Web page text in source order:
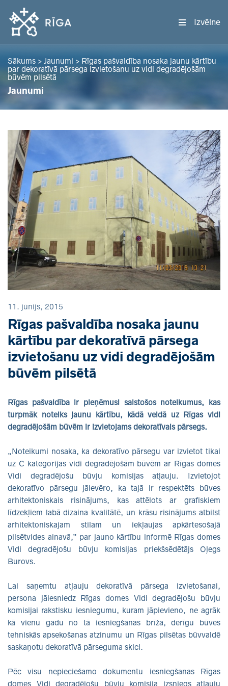
Izvēlne
Sākums > Jaunumi > Rīgas pašvaldība nosaka jaunu kārtību
par dekoratīvā pārsega izvietošanu uz vidi degradējošām
būvēm pilsētā
Jaunumi
11. jūnijs, 2015
Rīgas pašvaldība nosaka jaunu
kārtību par dekoratīvā pārsega
izvietošanu uz vidi degradējošām
būvēm pilsētā
Rīgas pašvaldība ir pieņēmusi saistošos noteikumus, kas
turpmāk noteiks jaunu kārtību, kādā veidā uz Rīgas vidi
degradējošām būvēm ir izvietojams dekoratīvais pārsegs.
„Noteikumi nosaka, ka dekoratīvo pārsegu var izvietot tikai
uz C kategorijas vidi degradējošām būvēm ar Rīgas domes
Vidi degradējošu būvju komisijas atļauju. Izvietojot
dekoratīvo pārsegu jāievēro, ka tajā ir respektēts būves
arhitektoniskais risinājums, kas attēlots ar grafiskiem
līdzekļiem labā dizaina kvalitātē, un krāsu risinājums atbilst
arhitektoniskajam stilam un iekļaujas apkārtesošajā
pilsētvides ainavā,” par jauno kārtību informē Rīgas domes
Vidi degradējošu būvju komisijas priekšsēdētājs Oļegs
Burovs.
Lai saņemtu atļauju dekoratīvā pārsega izvietošanai,
persona jāiesniedz Rīgas domes Vidi degradējošu būvju
komisijai rakstisku iesniegumu, kuram jāpievieno, ne agrāk
kā vienu gadu no tā iesniegšanas brīža, derīgu būves
tehniskās apsekošanas atzinumu un Rīgas pilsētas būvvaldē
saskaņotu dekoratīvā pārseguma skici.
Pēc visu nepieciešamo dokumentu iesniegšanas Rīgas
domes Vidi degradējošu būvju komisija izsniegs atļauju